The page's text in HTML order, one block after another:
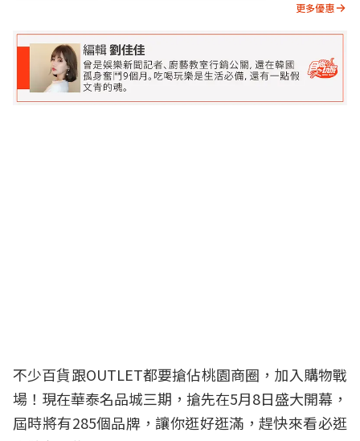
更多優惠
不少百貨跟OUTLET都要搶佔桃園商圈，加入購物戰
場！現在華泰名品城三期，搶先在5月8日盛大開幕，
屆時將有285個品牌，讓你逛好逛滿，趕快來看必逛